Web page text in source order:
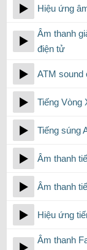
Hiệu ứng
Âm thanh
điện tử
ATM sound
Tiếng Vòng
Tiếng súng
Âm thanh
Âm thanh
Hiệu ứng
Âm thanh